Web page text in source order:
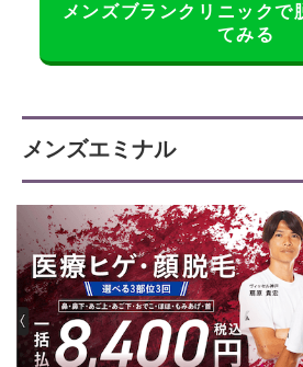
メンズブランクリニックで
てみる
メンズエミナル